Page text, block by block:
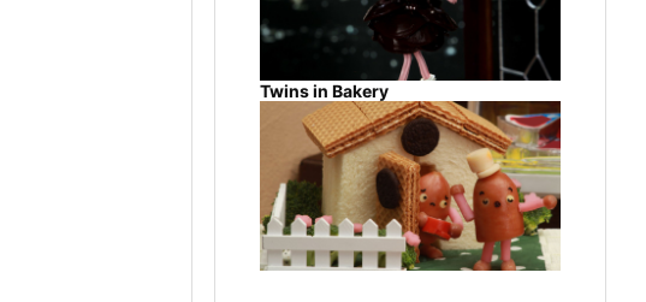
Twins in Bakery